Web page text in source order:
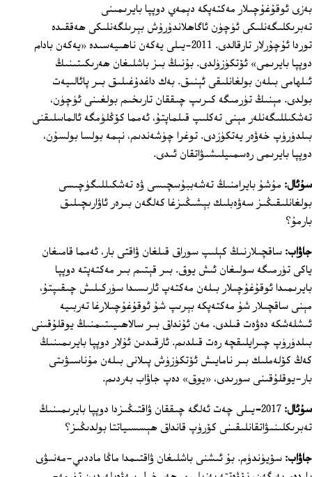
بەزى ئوقۇغۇچىلار مەكتەپكە دېمەي دوپپا بايرىمىنى
تەبرىكلىگەنلىكى ئۈچۈن ئاگاھلاندۇرۇش بېرىلگەنلىكى ھەققىدە
توردا ئۇچۇرلار تارقالدى. 2011-يىلى يەكەن ناھىيەسىدە «يەكەن بادام
دوپپا بايرىمى» ئۆتكۈزۈلدى. بۇنىڭ بىز باشلىغان ھەرىكىتىنىڭ
ئىلھامى بىلەن بولغانلىقى ئېنىق. بەك داغدۇغىلىق بىر پائالىيەت
بولدى. مېنىڭ تۈرمىگە كىرىپ چىققان تارىخىم بولغىنى ئۈچۈن،
تەشكىللىگەنلەر مېنى تەكلىپ قىلماپتۇ، ئەمما كۆڭلۈمگە ئالماسلىقنى
بىلدۈرۈپ خەۋەر يەتكۈزدى. توغرا چۈشەندىم، نېمە بولسا بولسۇن،
دوپپا بايرىمى رەسمىيلىشىۋاتقان ئىدى.
سۇئال: مۇشۇ بايرامنىڭ تەشەببۇسچىسى ۋە تەشكىللىگۈچىسى
بولغانلىقىڭىز سەۋەبلىك بېشىڭىزغا كەلگەن بىرەر ئاۋارىچىلىق
بارمۇ؟
جاۋاب: ساقچىلارنىڭ كېلىپ سوراق قىلغان ۋاقتى بار، ئەمما قامىغان
ياكى تۈرمىگە سولىغان ئىش يوق. بىر قېتىم بىر مەكتەپتە دوپپا
بايرىمىدا ئوقۇغۇچىلار بىلەن مەكتەپ ئارىسىدا سۈركىلىش چىقىپتۇ،
مېنى ساقچىلار شۇ مەكتەپكە بېرىپ شۇ ئوقۇغۇچىلارغا تەربىيە
ئىشلەشكە دەۋەت قىلدى. مەن ئۇنداق بىر سالاھىيىتىمنىڭ يوقلۇقىنى
بىلدۈرۈپ چىرايلىقچە رەت قىلدىم. ئارقىدىن ئۇلار دوپپا بايرىمىنىڭ
كەڭ كۆلەملىك بىر نامايىش ئۆتكۈزۈش پىلانى بىلەن مۇناسىۋىتى
بار-يوقلۇقىنى سورىدى، «يوق» دەپ جاۋاب بەردىم.
سۇئال: 2017
-يىلى چەت ئەلگە چىققان ۋاقتىڭىزدا دوپپا بايرىمىنىڭ
تەبرىكلىنىۋاتقانلىقىنى كۆرۈپ قانداق ھېسسىياتتا بولدىڭىز؟
جاۋاب: سۆيۈندۈم. بۇ ئىشنى باشلىغان ۋاقتىمدا ماڭا ماددىي-مەنىۋى